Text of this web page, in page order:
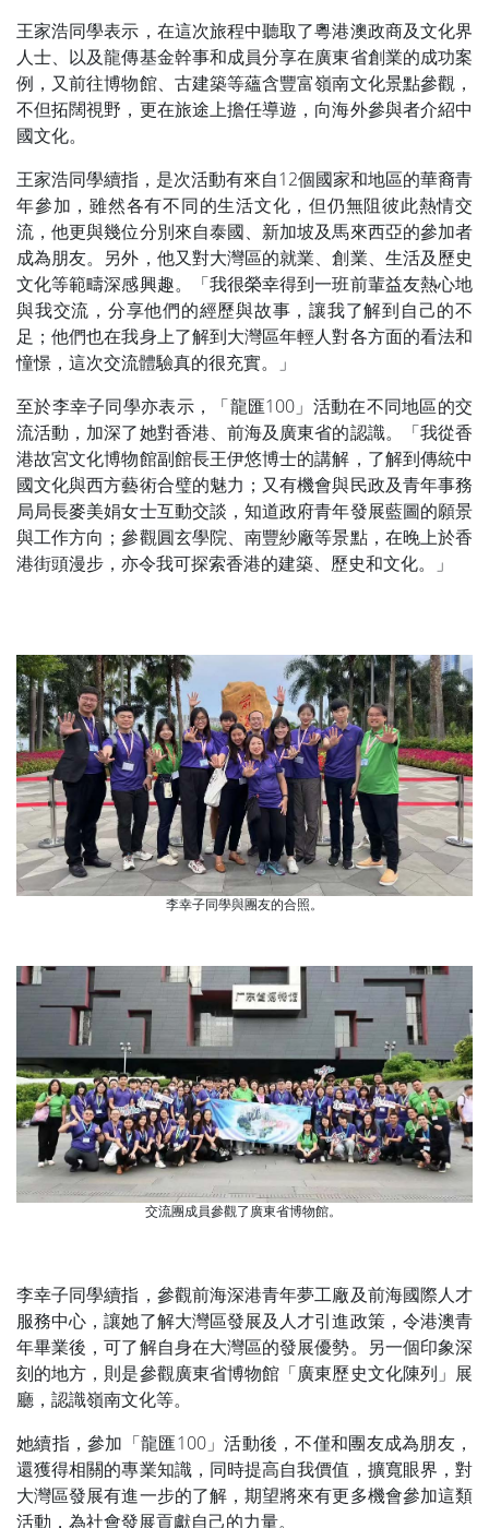
王家浩同學表示，在這次旅程中聽取了粵港澳政商及文化界
人士、以及龍傳基金幹事和成員分享在廣東省創業的成功案
例，又前往博物館、古建築等蘊含豐富嶺南文化景點參觀，
不但拓闊視野，更在旅途上擔任導遊，向海外參與者介紹中
國文化。
王家浩同學續指，是次活動有來自12個國家和地區的華裔青
年參加，雖然各有不同的生活文化，但仍無阻彼此熱情交
流，他更與幾位分別來自泰國、新加坡及馬來西亞的參加者
成為朋友。另外，他又對大灣區的就業、創業、生活及歷史
文化等範疇深感興趣。「我很榮幸得到一班前輩益友熱心地
與我交流，分享他們的經歷與故事，讓我了解到自己的不
足；他們也在我身上了解到大灣區年輕人對各方面的看法和
憧憬，這次交流體驗真的很充實。」
至於李幸子同學亦表示，「龍匯100」活動在不同地區的交
流活動，加深了她對香港、前海及廣東省的認識。「我從香
港故宮文化博物館副館長王伊悠博士的講解，了解到傳統中
國文化與西方藝術合璧的魅力；又有機會與民政及青年事務
局局長麥美娟女士互動交談，知道政府青年發展藍圖的願景
與工作方向；參觀圓玄學院、南豐紗廠等景點，在晚上於香
港街頭漫步，亦令我可探索香港的建築、歷史和文化。」
李幸子同學與團友的合照。
交流團成員參觀了廣東省博物館。
李幸子同學續指，參觀前海深港青年夢工廠及前海國際人才
服務中心，讓她了解大灣區發展及人才引進政策，令港澳青
年畢業後，可了解自身在大灣區的發展優勢。另一個印象深
刻的地方，則是參觀廣東省博物館「廣東歷史文化陳列」展
廳，認識嶺南文化等。
她續指，參加「龍匯100」活動後，不僅和團友成為朋友，
還獲得相關的專業知識，同時提高自我價值，擴寬眼界，對
大灣區發展有進一步的了解，期望將來有更多機會參加這類
活動，為社會發展貢獻自己的力量。